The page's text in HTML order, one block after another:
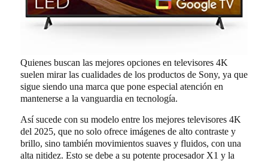
Quienes buscan las mejores opciones en televisores 4K
suelen mirar las cualidades de los productos de Sony, ya que
sigue siendo una marca que pone especial atención en
mantenerse a la vanguardia en tecnología.
Así sucede con su modelo entre los mejores televisores 4K
del 2025, que no solo ofrece imágenes de alto contraste y
brillo, sino también movimientos suaves y fluidos, con una
alta nitidez. Esto se debe a su potente procesador X1 y la